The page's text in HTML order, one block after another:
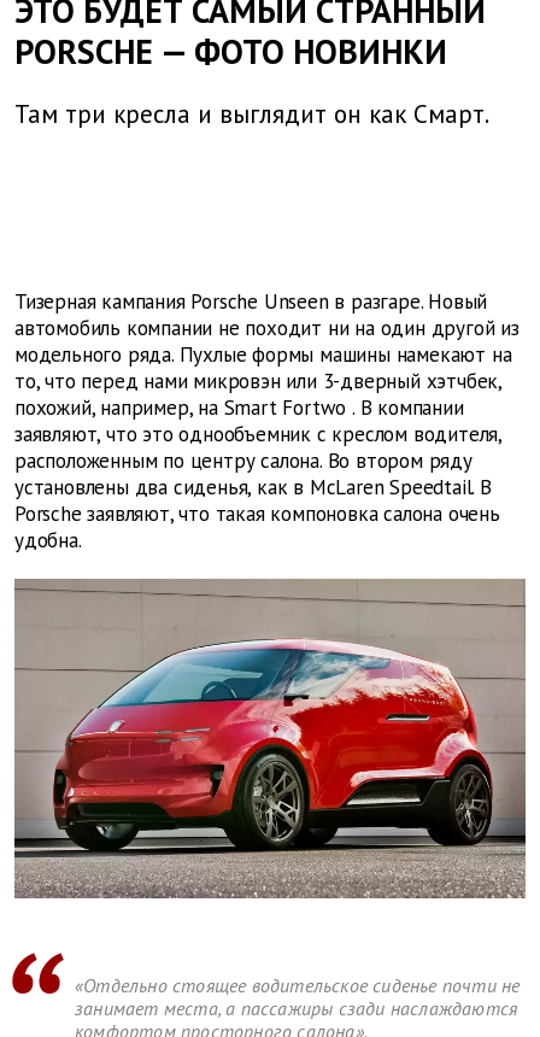
ЭТО БУДЕТ САМЫЙ СТРАННЫЙ
PORSCHE — ФОТО НОВИНКИ
Там три кресла и выглядит он как Смарт.
Тизерная кампания Porsche Unseen в разгаре. Новый
автомобиль компании не походит ни на один другой из
модельного ряда. Пухлые формы машины намекают на
то, что перед нами микровэн или 3-дверный хэтчбек,
похожий, например, на Smart Fortwo . В компании
заявляют, что это однообъемник с креслом водителя,
расположенным по центру салона. Во втором ряду
установлены два сиденья, как в McLaren Speedtail. В
Porsche заявляют, что такая компоновка салона очень
удобна.
«Отдельно стоящее водительское сиденье почти не
занимает места, а пассажиры сзади наслаждаются
комфортом просторного салона».